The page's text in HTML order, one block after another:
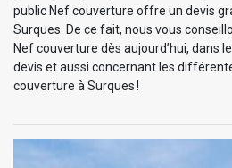
public Nef couverture offre un devis
Surques. De ce fait, nous vous
Nef couverture dès aujourd’hui, dans
devis et aussi concernant les
couverture à Surques !